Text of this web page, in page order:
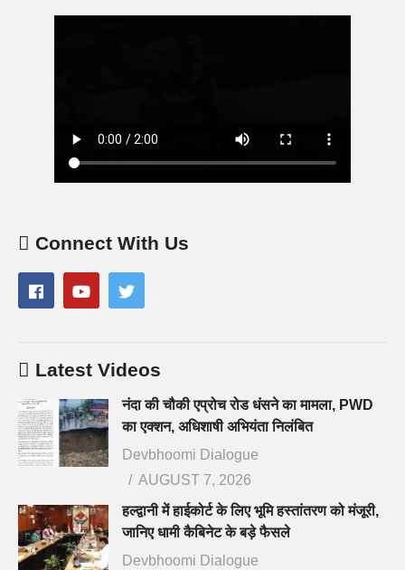
Connect With Us
Latest Videos
नंदा की चौकी एप्रोच रोड धंसने का मामला, PWD
का एक्शन, अधिशाषी अभियंता निलंबित
Devbhoomi Dialogue
AUGUST 7, 2026
हल्द्वानी में हाईकोर्ट के लिए भूमि हस्तांतरण को मंजूरी,
जानिए धामी कैबिनेट के बड़े फैसले
Devbhoomi Dialogue